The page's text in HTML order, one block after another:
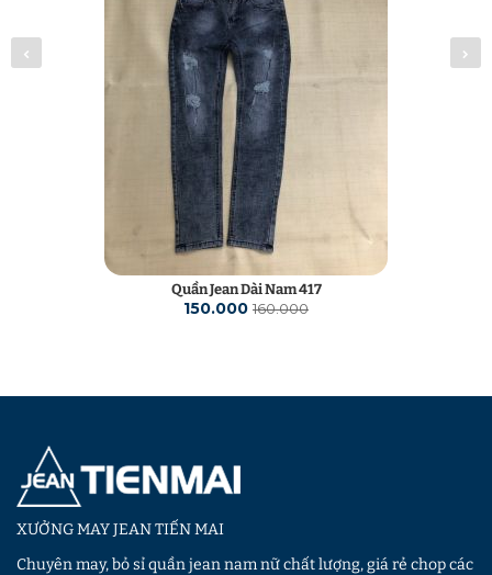
Quần Jean Dài Nam 417
150.000 160.000
XƯỞNG MAY JEAN TIẾN MAI
Chuyên may, bỏ sỉ quần jean nam nữ chất lượng, giá rẻ chop các